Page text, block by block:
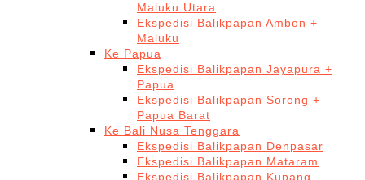
Maluku Utara
Ekspedisi Balikpapan Ambon +
Maluku
Ke Papua
Ekspedisi Balikpapan Jayapura +
Papua
Ekspedisi Balikpapan Sorong +
Papua Barat
Ke Bali Nusa Tenggara
Ekspedisi Balikpapan Denpasar
Ekspedisi Balikpapan Mataram
Ekspedisi Balikpapan Kupang